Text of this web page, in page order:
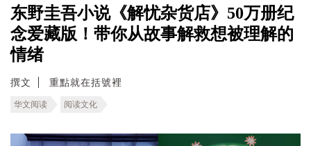
东野圭吾小说《解忧杂货店》50万册纪
念爱藏版！带你从故事解救想被理解的
情绪
撰文 重點就在括號裡
华文阅读 阅读文化